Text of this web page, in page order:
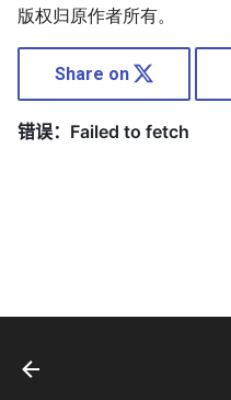
版权归原作者所有。
Share on